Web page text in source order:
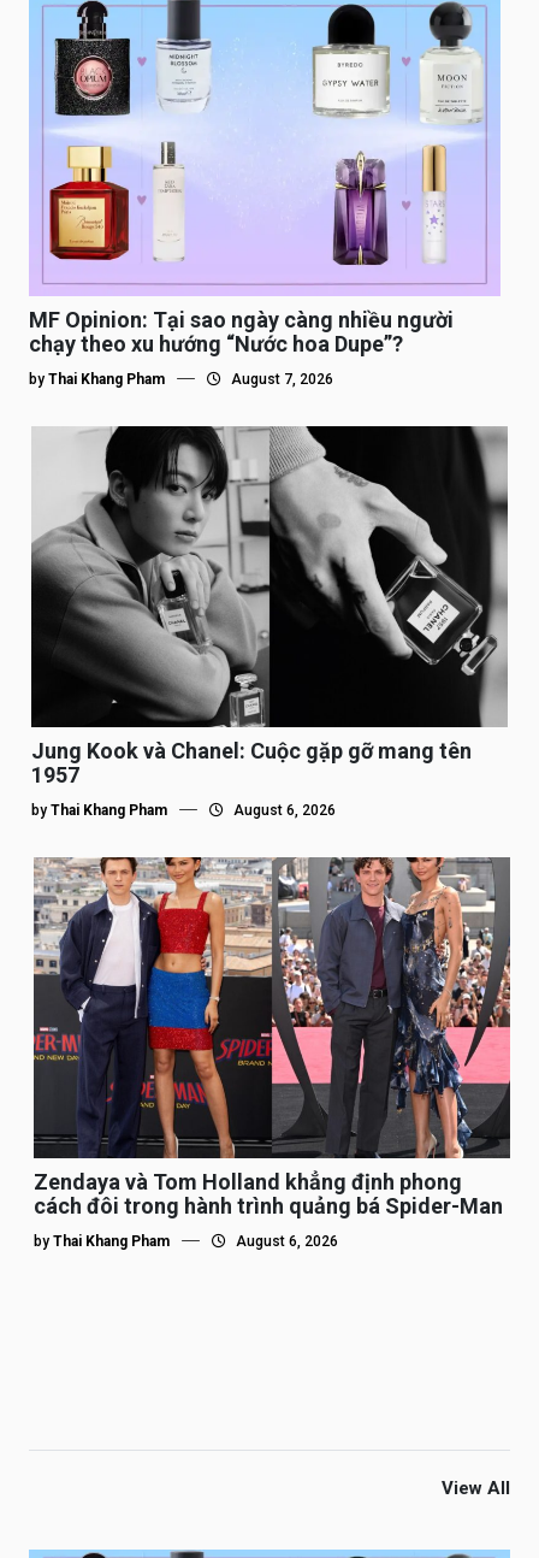
MF Opinion: Tại sao ngày càng nhiều người
chạy theo xu hướng “Nước hoa Dupe”?
by Thai Khang Pham August 7, 2026
Jung Kook và Chanel: Cuộc gặp gỡ mang tên
1957
by Thai Khang Pham August 6, 2026
Zendaya và Tom Holland khẳng định phong
cách đôi trong hành trình quảng bá Spider-Man
by Thai Khang Pham August 6, 2026
View All